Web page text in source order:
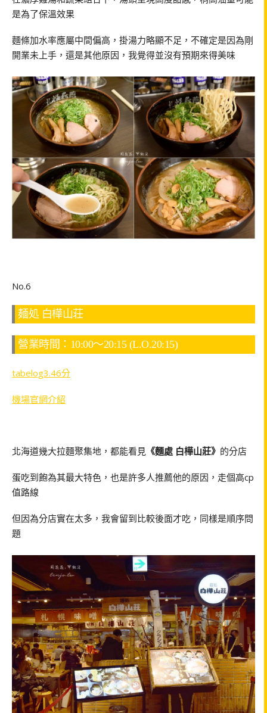
是為了保溫效果
麵條加水率應屬中間偏高，掛湯力略顯不足，不確定是因為剛
開業未上手，還是其他原因，我覺得並沒有預期來得美味
No.6
麺処 白樺山荘
營業時間：10:00～20:15 (L.O.20:15)
tabelog3.46分
機場官網介紹
北海道幾大拉麵聚集地，都能看見 《麵處 白樺山莊》 的分店
蛋吃到飽為其最大特色，也是許多人推薦他的原因，走個高cp
值路線
但因為分店實在太多，我會留到比較後面才吃，同樣是順序問
題